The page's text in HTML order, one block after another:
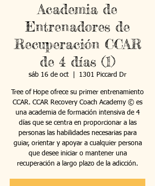
Academia de
Entrenadores de
Recuperación CCAR
de 4 días (1)
sáb 16 de oct 1301 Piccard Dr
Tree of Hope ofrece su primer entrenamiento
CCAR. CCAR Recovery Coach Academy © es
una academia de formación intensiva de 4
días que se centra en proporcionar a las
personas las habilidades necesarias para
guiar, orientar y apoyar a cualquier persona
que desee iniciar o mantener una
recuperación a largo plazo de la adicción.